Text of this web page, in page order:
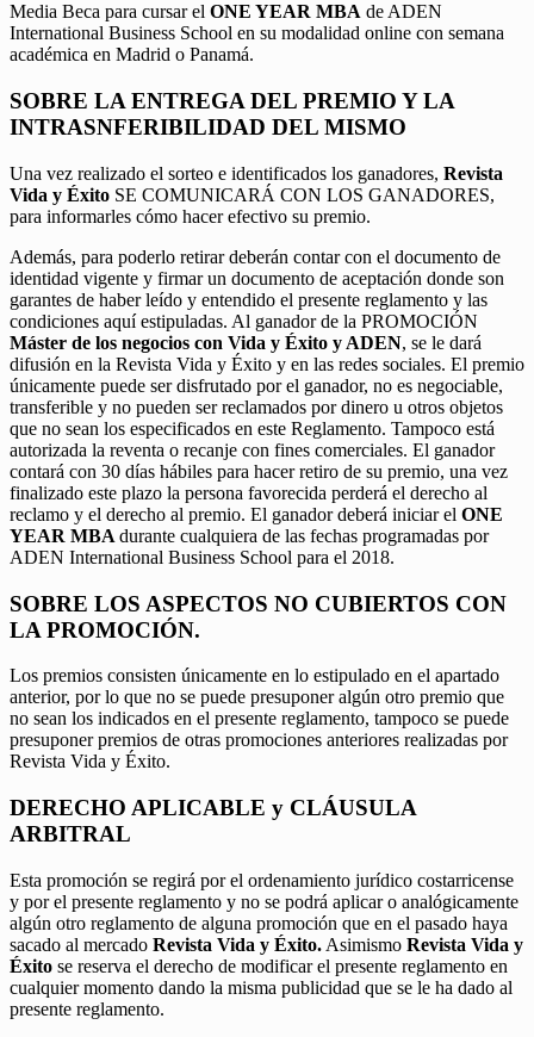
Media Beca para cursar el ONE YEAR MBA de ADEN
International Business School en su modalidad online con semana
académica en Madrid o Panamá.
SOBRE LA ENTREGA DEL PREMIO Y LA
INTRASNFERIBILIDAD DEL MISMO
Una vez realizado el sorteo e identificados los ganadores, Revista
Vida y Éxito SE COMUNICARÁ CON LOS GANADORES,
para informarles cómo hacer efectivo su premio.
Además, para poderlo retirar deberán contar con el documento de
identidad vigente y firmar un documento de aceptación donde son
garantes de haber leído y entendido el presente reglamento y las
condiciones aquí estipuladas. Al ganador de la PROMOCIÓN
Máster de los negocios con Vida y Éxito y ADEN, se le dará
difusión en la Revista Vida y Éxito y en las redes sociales. El premio
únicamente puede ser disfrutado por el ganador, no es negociable,
transferible y no pueden ser reclamados por dinero u otros objetos
que no sean los especificados en este Reglamento. Tampoco está
autorizada la reventa o recanje con fines comerciales. El ganador
contará con 30 días hábiles para hacer retiro de su premio, una vez
finalizado este plazo la persona favorecida perderá el derecho al
reclamo y el derecho al premio. El ganador deberá iniciar el ONE
YEAR MBA durante cualquiera de las fechas programadas por
ADEN International Business School para el 2018.
SOBRE LOS ASPECTOS NO CUBIERTOS CON
LA PROMOCIÓN.
Los premios consisten únicamente en lo estipulado en el apartado
anterior, por lo que no se puede presuponer algún otro premio que
no sean los indicados en el presente reglamento, tampoco se puede
presuponer premios de otras promociones anteriores realizadas por
Revista Vida y Éxito.
DERECHO APLICABLE y CLÁUSULA
ARBITRAL
Esta promoción se regirá por el ordenamiento jurídico costarricense
y por el presente reglamento y no se podrá aplicar o analógicamente
algún otro reglamento de alguna promoción que en el pasado haya
sacado al mercado Revista Vida y Éxito. Asimismo Revista Vida y
Éxito se reserva el derecho de modificar el presente reglamento en
cualquier momento dando la misma publicidad que se le ha dado al
presente reglamento.